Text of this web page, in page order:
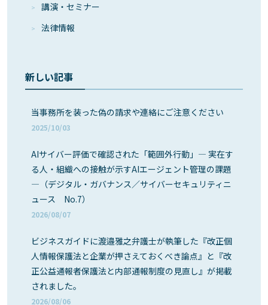
講演・セミナー
法律情報
新しい記事
当事務所を装った偽の請求や連絡にご注意ください
2025/10/03
AIサイバー評価で確認された「範囲外行動」― 実在す
る人・組織への接触が示すAIエージェント管理の課題
―（デジタル・ガバナンス／サイバーセキュリティニ
ュース No.7）
2026/08/07
ビジネスガイドに渡邉雅之弁護士が執筆した『改正個
人情報保護法と企業が押さえておくべき論点』と『改
正公益通報者保護法と内部通報制度の見直し』が掲載
されました。
2026/08/06